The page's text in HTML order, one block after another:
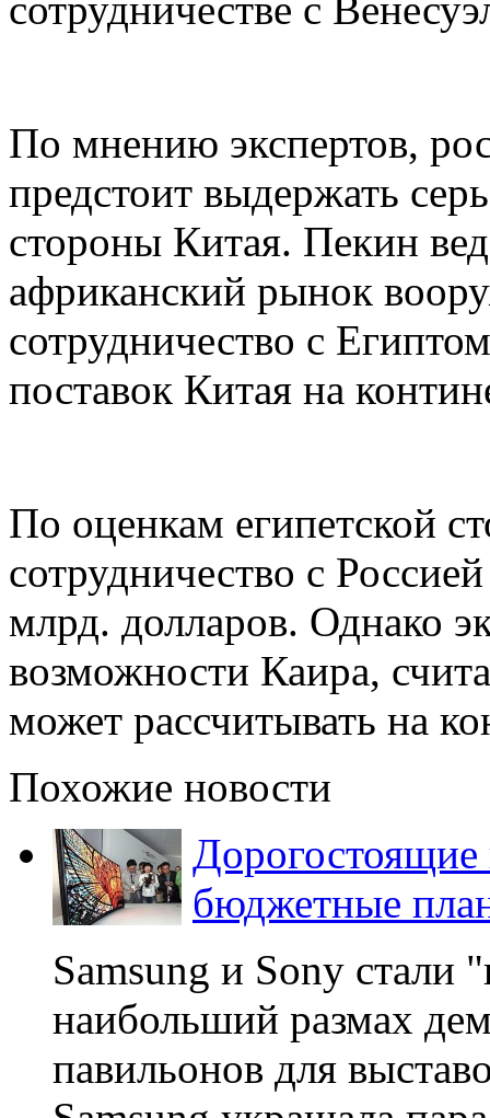
По мнению экспертов,
предстоит выдержать
стороны Китая. Пекин
африканский рынок
сотрудничество с
поставок Китая на
По оценкам египетской
сотрудничество с
млрд. долларов. Однако
возможности Каира,
может рассчитывать на
Похожие новости
Дорогостоящие
бюджетные
Samsung и Sony
наибольший размах
павильонов для